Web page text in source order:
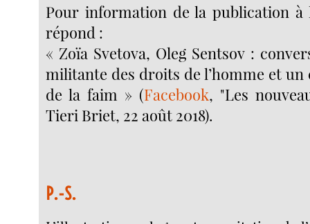
Pour information de la publication à
répond :
« Zoïa Svetova, Oleg Sentsov :
militante des droits de l’homme et un
de la faim » (Facebook, "Les
Tieri Briet, 22 août 2018).
P.-S.